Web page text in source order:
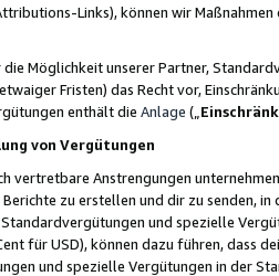
Links), können wir
Möglichkeit unserer Partner,
Fristen) das Recht vor,
enthält die Anlage („
von Vergütungen
vertretbare Anstrengungen
zu erstellen und dir zu senden,
und spezielle
für USD), können dazu führen, dass
und spezielle Vergütungen in der